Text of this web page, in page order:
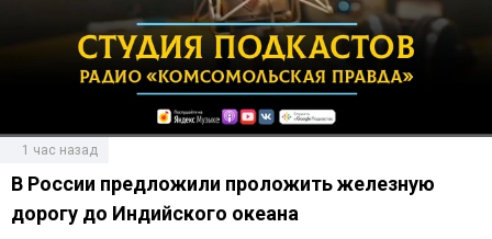
1 час назад
В России предложили проложить железную
дорогу до Индийского океана